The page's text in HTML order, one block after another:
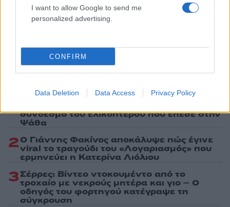
I want to allow Google to send me
personalized advertising.
CONFIRM
Data Deletion Data Access Privacy Policy
τελευταία νέατης ημέρας
Πιο δημοφιλή
Αριστοτέλης Δαμίγος: Στο Αποτεφρωτήριο
σύνδεσμο του ελικοπτέρου που έπεσε στην
Ψάθα
2Ο Γιάννης Φακίνος αποκάλυψε πώς έγινε
viral το τραγούδι του «Λογαριασμός» που
ερμηνεύει η Κατερίνα Λιόλιου
3Σέρρες: Βίντεο ντοκουμέντο από το
τροχαίο με νεκρούς μητέρα και γιο – Ο
οδηγός του φορτηγού κατέγραψε τη
σύγκρουση